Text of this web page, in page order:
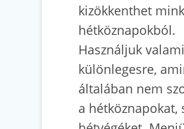
kizökkenthet
hétköznapokból.
Használjuk valami
különlegesre,
általában nem
a hétköznapokat,